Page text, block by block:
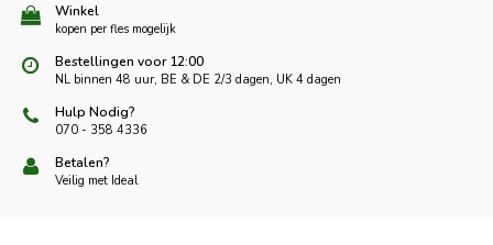
Winkel
kopen per fles mogelijk
Bestellingen voor 12:00
NL binnen 48 uur, BE & DE 2/3 dagen, UK 4 dagen
Hulp Nodig?
070 - 358 4336
Betalen?
Veilig met Ideal